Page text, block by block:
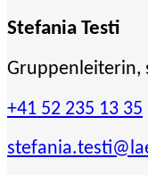
Stefania Testi
Gruppenleiterin,
+41 52 235 13 35
stefania.testi